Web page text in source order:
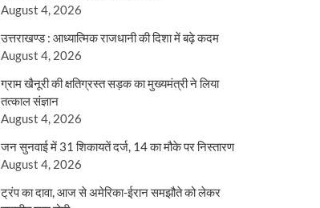
August 4, 2026
उत्तराखण्ड : आध्यात्मिक राजधानी की दिशा में बढ़े कदम
August 4, 2026
ग्राम खैनूरी की क्षतिग्रस्त सड़क का मुख्यमंत्री ने लिया
तत्काल संज्ञान
August 4, 2026
जन सुनवाई में 31 शिकायतें दर्ज, 14 का मौके पर निस्तारण
August 4, 2026
ट्रंप का दावा, आज से अमेरिका-ईरान समझौते को लेकर